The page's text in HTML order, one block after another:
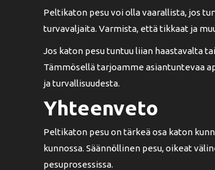
Peltikaton pesu voi olla vaarallista, jos
turvavaljaita. Varmista, että tikkaat ja
Jos katon pesu tuntuu liian haastavalta
Tämmösellä tarjoamme asiantuntevaa
ja turvallisuudesta.
Yhteenveto
Peltikaton pesu on tärkeä osa katon
kunnossa. Säännöllinen pesu, oikeat
pesuprosessissa.